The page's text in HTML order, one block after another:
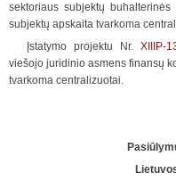
sektoriaus subjektų
subjektų apskaita tvarkoma
Įstatymo projektu Nr.XIIIP-
viešojo juridinio asmens finansų
tvarkoma centralizuotai.